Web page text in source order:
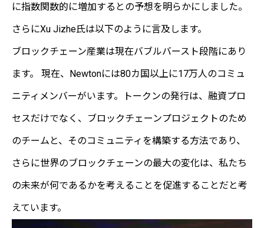
に指数関数的に増加するとの予想を明らかにしました。
さらにXu Jizhe氏は以下のように言及します。
ブロックチェーン産業は現在バブルバースト段階にあり
ます。 現在、Newtonには80カ国以上に17万人のコミュ
ニティメンバーがいます。トークンの発行は、融資プロ
セスだけでなく、ブロックチェーンプロジェクトのため
のチームと、そのコミュニティを構築する方法であり、
さらに世界のブロックチェーンの最大の変化は、私たち
の未来が何であるかを考えることを促進することだと考
えています。